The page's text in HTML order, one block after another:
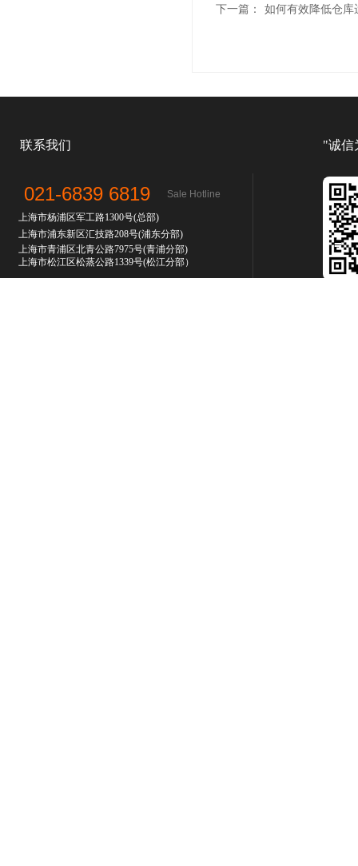
下一篇：
如何有效降低仓库
021-6839 6819
上海市杨浦区军工路1300号(总部)
上海市浦东新区汇技路208号(浦东分部)
上海市青浦区北青公路7975号(青浦分部)
上海市松江区松蒸公路1339号(松江分部）
联系我们
Sale Hotline
"诚信